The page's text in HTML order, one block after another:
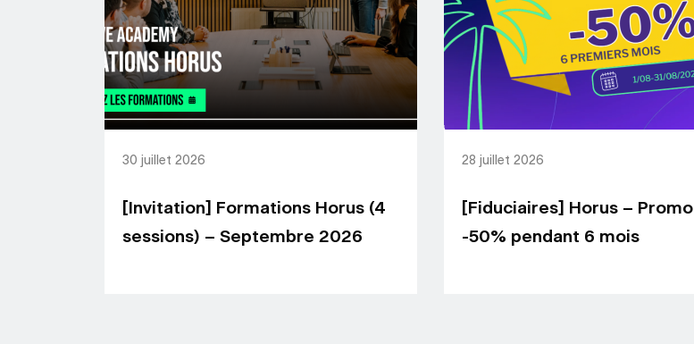
[Invitation] Formations Horus (4
sessions) – Septembre 2026
30 juillet 2026
[Fiduciaires] Horus – Promo
-50% pendant 6 mois
28 juillet 2026